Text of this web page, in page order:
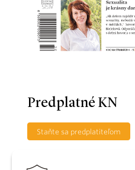
Predplatné KN
Staňte sa predplatiteľom